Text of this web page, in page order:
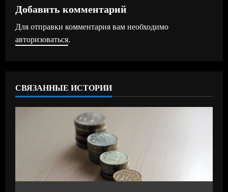
ж
и
ч
и
Добавить комментарий
Для отправки комментария вам необходимо
авторизоваться.
СВЯЗАННЫЕ ИСТОРИИ